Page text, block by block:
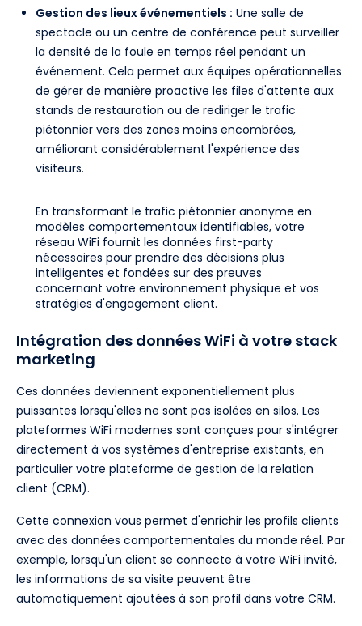
Gestion des lieux événementiels : Une salle de
spectacle ou un centre de conférence peut surveiller
la densité de la foule en temps réel pendant un
événement. Cela permet aux équipes opérationnelles
de gérer de manière proactive les files d'attente aux
stands de restauration ou de rediriger le trafic
piétonnier vers des zones moins encombrées,
améliorant considérablement l'expérience des
visiteurs.
En transformant le trafic piétonnier anonyme en
modèles comportementaux identifiables, votre
réseau WiFi fournit les données first-party
nécessaires pour prendre des décisions plus
intelligentes et fondées sur des preuves
concernant votre environnement physique et vos
stratégies d'engagement client.
Intégration des données WiFi à votre stack
marketing
Ces données deviennent exponentiellement plus
puissantes lorsqu'elles ne sont pas isolées en silos. Les
plateformes WiFi modernes sont conçues pour s'intégrer
directement à vos systèmes d'entreprise existants, en
particulier votre plateforme de gestion de la relation
client (CRM).
Cette connexion vous permet d'enrichir les profils clients
avec des données comportementales du monde réel. Par
exemple, lorsqu'un client se connecte à votre WiFi invité,
les informations de sa visite peuvent être
automatiquement ajoutées à son profil dans votre CRM.